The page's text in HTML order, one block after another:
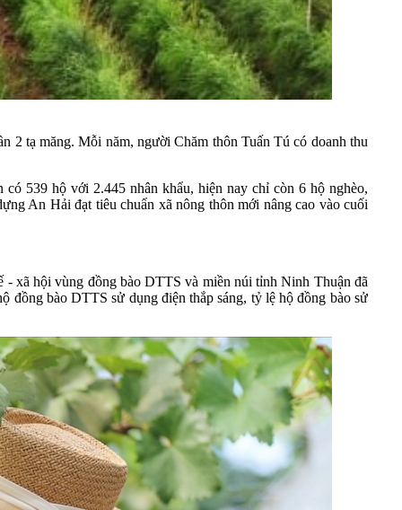
2 tạ măng. Mỗi năm, người Chăm thôn Tuấn Tú có doanh thu
539 hộ với 2.445 nhân khẩu, hiện nay chỉ còn 6 hộ nghèo,
An Hải đạt tiêu chuẩn xã nông thôn mới nâng cao vào cuối
xã hội vùng đồng bào DTTS và miền núi tỉnh Ninh Thuận đã
bào DTTS sử dụng điện thắp sáng, tỷ lệ hộ đồng bào sử